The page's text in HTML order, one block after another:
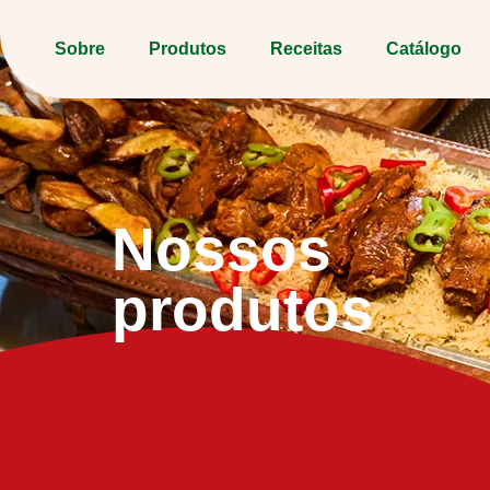
Sobre Produtos Receitas Catálogo
Nossos
produtos